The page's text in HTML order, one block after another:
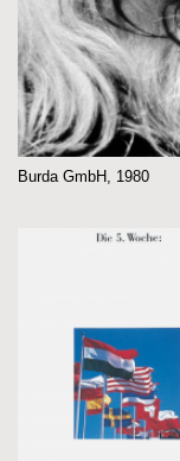
Burda GmbH, 1980